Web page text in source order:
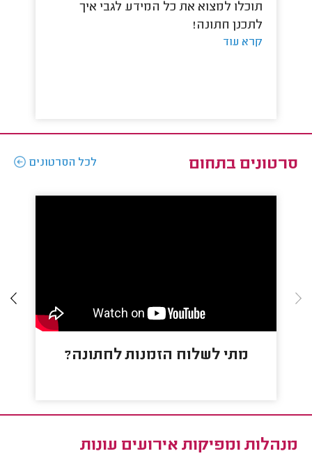
תוכלו למצוא את כל המידע לגבי איך
לתכנן חתונה!
קרא עוד
סרטונים בתחום לכל הסרטונים
מתי לשלוח הזמנות לחתונה?
מנהלות ומפיקות אירועים עונות